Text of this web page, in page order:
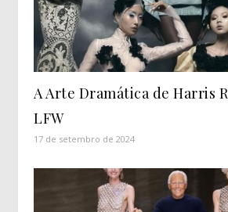
A Arte Dramática de Harris
LFW
17 de setembro de 2024